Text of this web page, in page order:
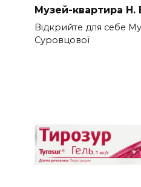
Музей-квартира Н.
Відкрийте для себе
Суровцової